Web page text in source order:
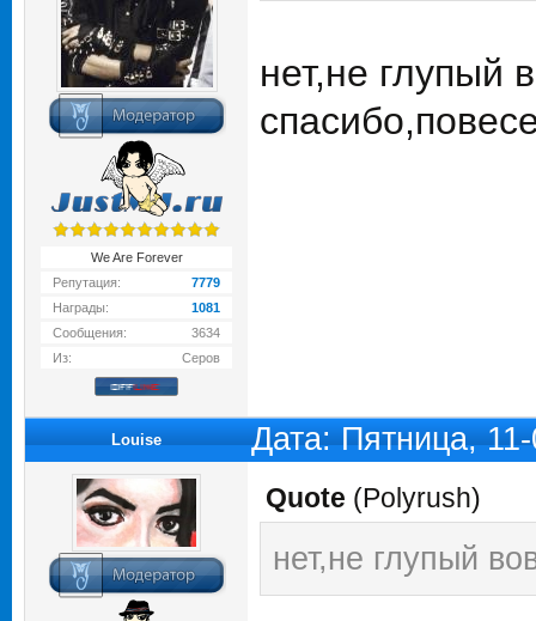
We Are Forever
Репутация:
7779
Награды:
1081
Сообщения:
3634
Из:
Серов
нет,не глупый
Louise Дата: Пятница,
Quote (Polyrush)
нет,не глупый